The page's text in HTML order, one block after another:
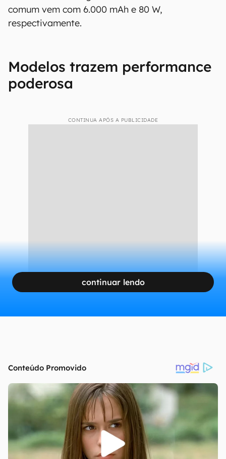
comum vem com 6.000 mAh e 80 W,
respectivamente.
Modelos trazem performance
poderosa
CONTINUA APÓS A PUBLICIDADE
continuar lendo